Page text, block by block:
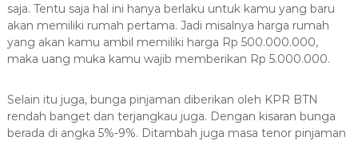
saja. Tentu saja hal ini hanya berlaku untuk kamu yang baru
akan memiliki rumah pertama. Jadi misalnya harga rumah
yang akan kamu ambil memiliki harga Rp 500.000.000,
maka uang muka kamu wajib memberikan Rp 5.000.000.
Selain itu juga, bunga pinjaman diberikan oleh KPR BTN
rendah banget dan terjangkau juga. Dengan kisaran bunga
berada di angka 5%-9%. Ditambah juga masa tenor pinjaman